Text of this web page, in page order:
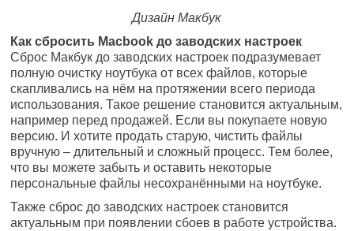
Дизайн Макбук
Как сбросить Macbook до заводских настроек
Сброс Макбук до заводских настроек подразумевает
полную очистку ноутбука от всех файлов, которые
скапливались на нём на протяжении всего периода
использования. Такое решение становится актуальным,
например перед продажей. Если вы покупаете новую
версию. И хотите продать старую, чистить файлы
вручную – длительный и сложный процесс. Тем более,
что вы можете забыть и оставить некоторые
персональные файлы несохранёнными на ноутбуке.
Также сброс до заводских настроек становится
актуальным при появлении сбоев в работе устройства.